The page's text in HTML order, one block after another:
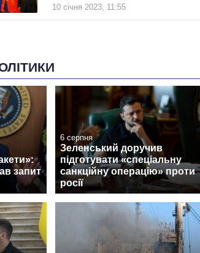
10 січня 2023, 11:55
запит
6 серпня
Зеленський доручив
підготувати «спеціальну
санкційну операцію» проти
росії